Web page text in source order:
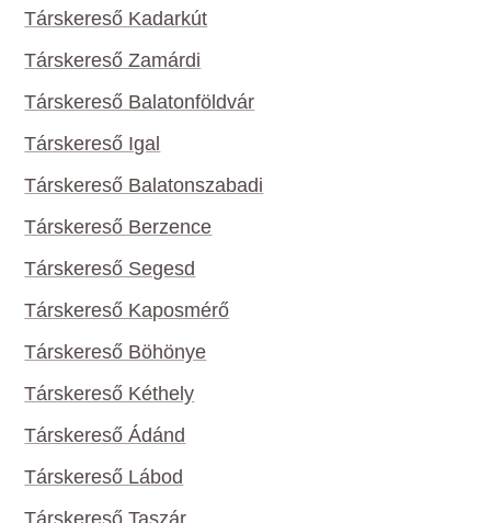
Társkereső Kadarkút
Társkereső Zamárdi
Társkereső Balatonföldvár
Társkereső Igal
Társkereső Balatonszabadi
Társkereső Berzence
Társkereső Segesd
Társkereső Kaposmérő
Társkereső Böhönye
Társkereső Kéthely
Társkereső Ádánd
Társkereső Lábod
Társkereső Taszár